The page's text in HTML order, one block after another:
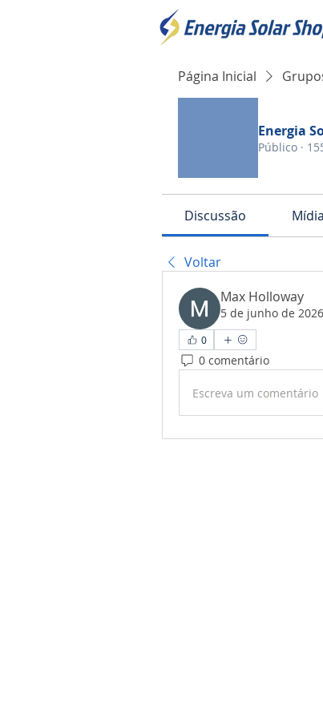
Página Inicial
Energia
Público ·
Discussão Mídia
Voltar
Max Holloway
5 de junho de 2026
0
0 comentário
Escreva um comentário